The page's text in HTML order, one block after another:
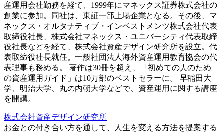
産運用会社勤務を経て、1999年にマネックス証券株式会社の
創業に参加。同社は、東証一部上場企業となる。その後、マ
ネックス・オルタナティブ・インベストメンツ株式会社代表
取締役社長、株式会社マネックス・ユニバーシティ代表取締
役社長などを経て、株式会社資産デザイン研究所を設立。代
表取締役社長就任。一般社団法人海外資産運用教育協会の代
表理事も務める。 著作は30冊を超え、「初めての人のため
の資産運用ガイド」は10万部のベストセラーに。 早稲田大
学、明治大学、丸の内朝大学などで、資産運用に関する講座
を開講。
株式会社資産デザイン研究所
お金との付き合い方を通して、人生を変える方法を提案する